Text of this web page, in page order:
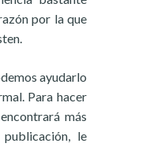
por la que
ayudarlo
Para hacer
más
le